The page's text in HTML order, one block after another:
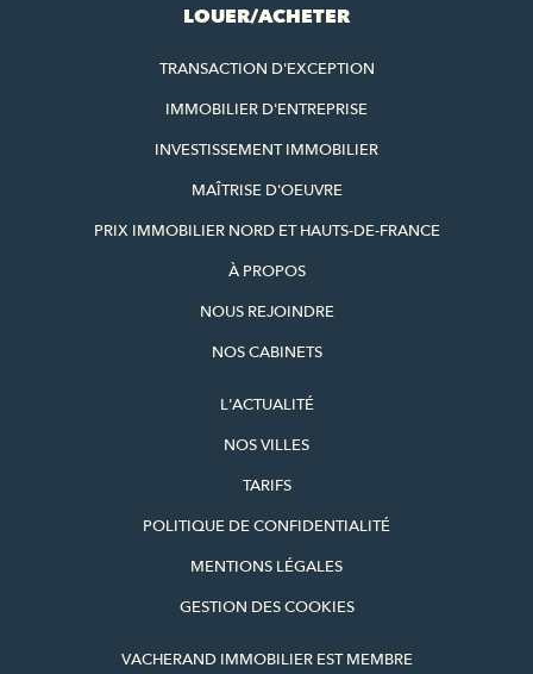
LOUER/ACHETER
TRANSACTION D'EXCEPTION
IMMOBILIER D'ENTREPRISE
INVESTISSEMENT IMMOBILIER
MAÎTRISE D'OEUVRE
PRIX IMMOBILIER NORD ET HAUTS-DE-FRANCE
À PROPOS
NOUS REJOINDRE
NOS CABINETS
L'ACTUALITÉ
NOS VILLES
TARIFS
POLITIQUE DE CONFIDENTIALITÉ
MENTIONS LÉGALES
GESTION DES COOKIES
VACHERAND IMMOBILIER EST MEMBRE